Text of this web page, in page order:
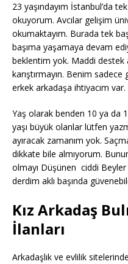
23 yaşındayım İstanbul’da
okuyorum. Avcılar gelişim
okumaktayım. Burada tek
başıma yaşamaya devam
beklentim yok. Maddi destek
karıştırmayın. Benim
erkek arkadaşa ihtiyacım var.
Yaş olarak benden 10 ya da
yaşı büyük olanlar lütfen
ayıracak zamanım yok.
dikkate bile almıyorum.
olmayı Düşünen ciddi
derdim aklı başında
Kız Arkadaş
İlanları
Arkadaşlık ve evlilik sitelerinde